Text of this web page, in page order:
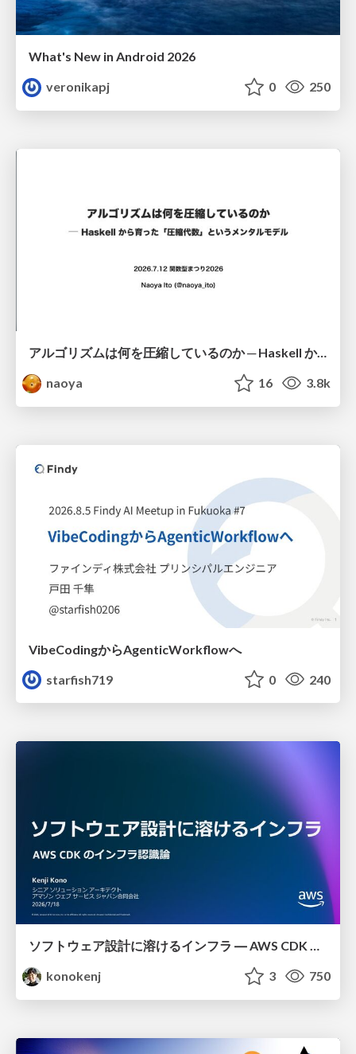
What's New in Android 2026
veronikapj
0 250
アルゴリズムは何を圧縮しているのか ─ Haskell から育った「圧縮代数」というメンタルモデル
naoya
16 3.8k
VibeCodingからAgenticWorkflowへ
starfish719
0 240
ソフトウェア設計に溶けるインフラ ― AWS CDK のインフラ認識論
konokenj
3 750